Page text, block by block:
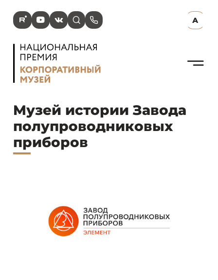
R Y V s p А
N
Музей истории Завода
полупроводниковых
приборов